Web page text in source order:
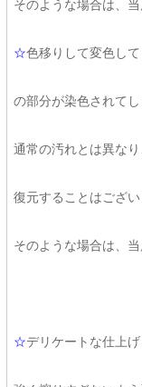
そのような場合は、
☆色移りして変色し
の部分が染色されてし
通常の汚れとは異な
復元することはござい
そのような場合は、
☆デリケートな仕上